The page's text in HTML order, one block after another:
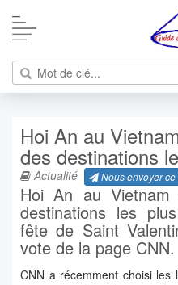
Hoi An au
des destinations
Actualité Nous envoyer
Hoi An au
destinations les
fête de Saint
vote de la page CNN.
CNN a récemment choisi les